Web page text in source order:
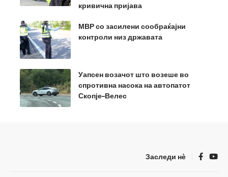
кривична пријава
МВР со засилени сообраќајни
контроли низ државата
Уапсен возачот што возеше во
спротивна насока на автопатот
Скопје–Велес
Заследи нѐ